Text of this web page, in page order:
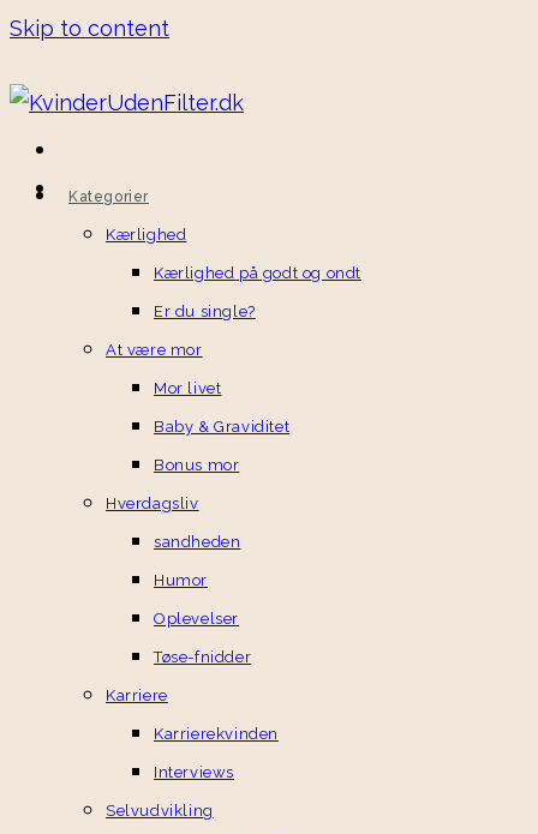
Skip to content
Kategorier
Kærlighed
Kærlighed på godt og ondt
Er du single?
At være mor
Mor livet
Baby & Graviditet
Bonus mor
Hverdagsliv
sandheden
Humor
Oplevelser
Tøse-fnidder
Karriere
Karrierekvinden
Interviews
Selvudvikling